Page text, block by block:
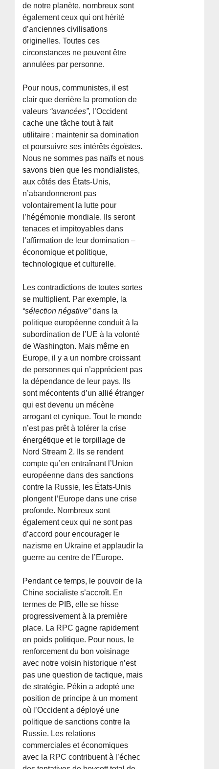
de notre planète, nombreux sont
également ceux qui ont hérité
d’anciennes civilisations
originelles. Toutes ces
circonstances ne peuvent être
annulées par personne.
Pour nous, communistes, il est
clair que derrière la promotion de
valeurs “avancées”, l’Occident
cache une tâche tout à fait
utilitaire : maintenir sa domination
et poursuivre ses intérêts égoïstes.
Nous ne sommes pas naïfs et nous
savons bien que les mondialistes,
aux côtés des États-Unis,
n’abandonneront pas
volontairement la lutte pour
l’hégémonie mondiale. Ils seront
tenaces et impitoyables dans
l’affirmation de leur domination –
économique et politique,
technologique et culturelle.
Les contradictions de toutes sortes
se multiplient. Par exemple, la
“sélection négative”dans la
politique européenne conduit à la
subordination de l’UE à la volonté
de Washington. Mais même en
Europe, il y a un nombre croissant
de personnes qui n’apprécient pas
la dépendance de leur pays. Ils
sont mécontents d’un allié étranger
qui est devenu un mécène
arrogant et cynique. Tout le monde
n’est pas prêt à tolérer la crise
énergétique et le torpillage de
Nord Stream 2. Ils se rendent
compte qu’en entraînant l’Union
européenne dans des sanctions
contre la Russie, les États-Unis
plongent l’Europe dans une crise
profonde. Nombreux sont
également ceux qui ne sont pas
d’accord pour encourager le
nazisme en Ukraine et applaudir la
guerre au centre de l’Europe.
Pendant ce temps, le pouvoir de la
Chine socialiste s’accroît. En
termes de PIB, elle se hisse
progressivement à la première
place. La RPC gagne rapidement
en poids politique. Pour nous, le
renforcement du bon voisinage
avec notre voisin historique n’est
pas une question de tactique, mais
de stratégie. Pékin a adopté une
position de principe à un moment
où l’Occident a déployé une
politique de sanctions contre la
Russie. Les relations
commerciales et économiques
avec la RPC contribuent à l’échec